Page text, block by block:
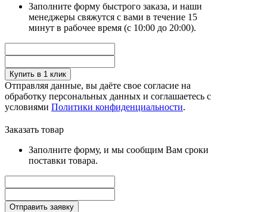
Заполните форму быстрого заказа, и наши
менеджеры свяжутся с вами в течение 15
минут в рабочее время (с 10:00 до 20:00).
Купить в 1 клик
Отправляя данные, вы даёте свое согласие на
обработку персональных данных и соглашаетесь с
условиями Политики конфиденциальности.
Заказать товар
Заполните форму, и мы сообщим Вам сроки
поставки товара.
Отправить заявку